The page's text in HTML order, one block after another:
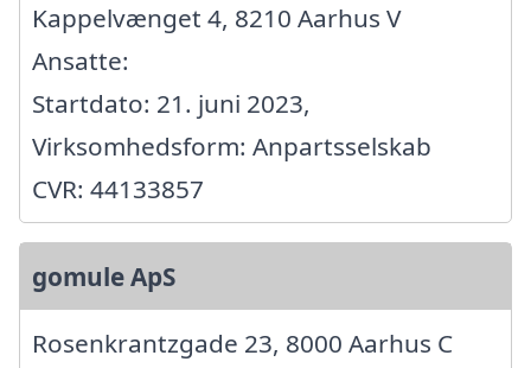
Kappelvænget 4, 8210 Aarhus V
Ansatte:
Startdato: 21. juni 2023,
Virksomhedsform: Anpartsselskab
CVR: 44133857
gomule ApS
Rosenkrantzgade 23, 8000 Aarhus C